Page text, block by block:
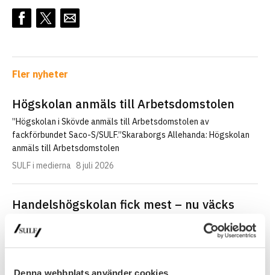
Denna webbplats använder cookies
Fler nyheter
Högskolan anmäls till Arbetsdomstolen
”Högskolan i Skövde anmäls till Arbetsdomstolen av
fackförbundet Saco-S/SULF.”Skaraborgs Allehanda: Högskolan
anmäls till Arbetsdomstolen
SULF i medierna 8 juli 2026
Handelshögskolan fick mest – nu väcks
frågor om regeringens urval
”Ett uppifrån–och–ner–perspektiv där politiker sätter riktningen,